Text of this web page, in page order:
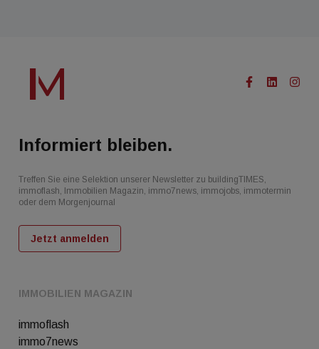
IMMOBILIEN MAGAZIN
immoflash
immo7news
Informiert bleiben.
Treffen Sie eine Selektion unserer Newsletter zu buildingTIMES,
immoflash, Immobilien Magazin, immo7news, immojobs, immotermin
oder dem Morgenjournal
Jetzt anmelden